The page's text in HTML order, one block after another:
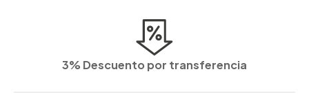
3% Descuento por transferencia